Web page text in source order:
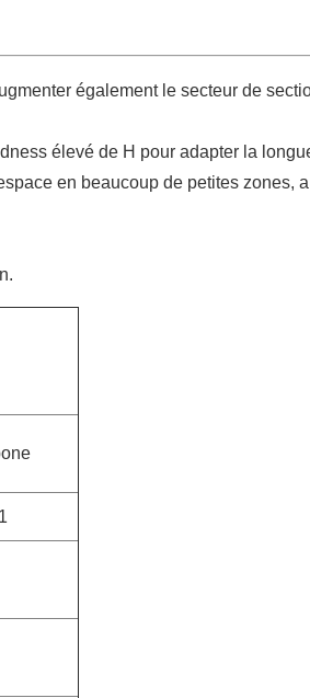
également le secteur de
élevé de H pour adapter la
en beaucoup de petites zones,